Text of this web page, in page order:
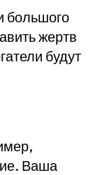
большого
жертв
будут
Ваша